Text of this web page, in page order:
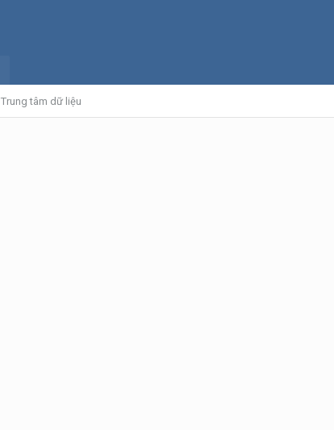
Trung tâm dữ liệu